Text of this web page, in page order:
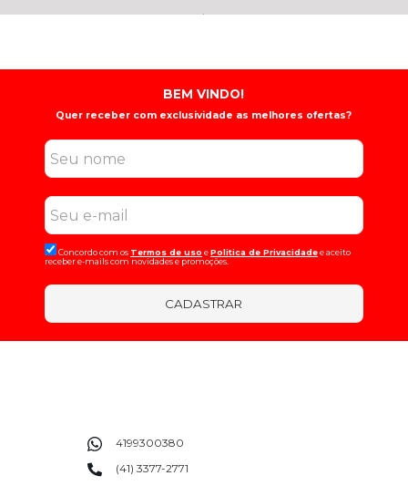
BEM VINDO!
Quer receber com exclusividade as melhores ofertas?
Concordo com os Termos de uso ePolitica de Privacidadee aceito
receber e-mails com novidades e promoções.
CADASTRAR
4199300380
(41) 3377-2771